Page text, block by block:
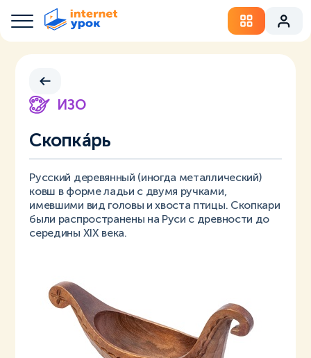
ИЗО
Скопкáрь
Русский деревянный (иногда металлический)
ковш в форме ладьи с двумя ручками,
имевшими вид головы и хвоста птицы. Скопкари
были распространены на Руси с древности до
середины XIX века.